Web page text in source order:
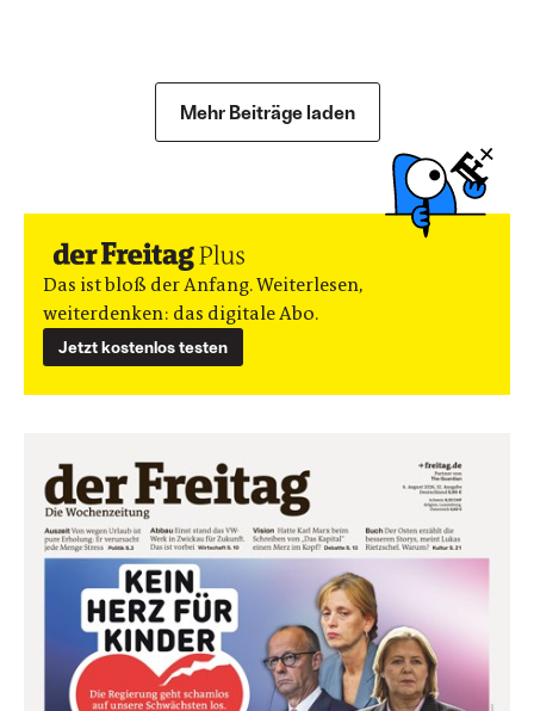
Mehr Beiträge laden
Das ist bloß der Anfang. Weiterlesen,
weiterdenken: das digitale Abo.
Jetzt kostenlos testen